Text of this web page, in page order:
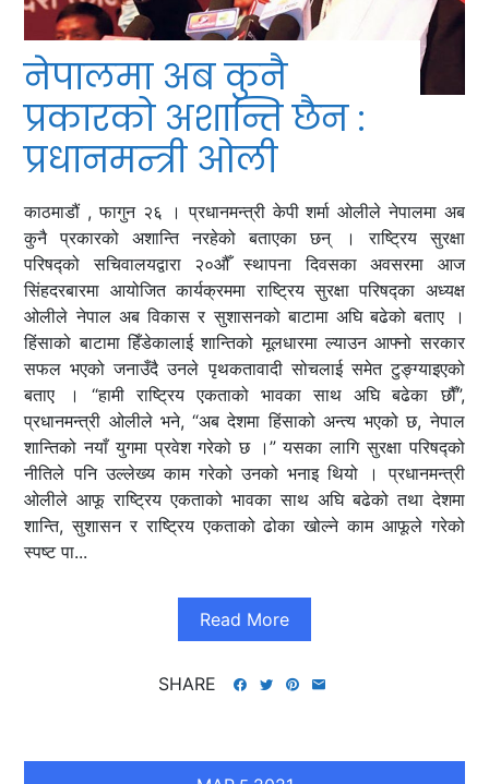
नेपालमा अब कुनै
प्रकारको अशान्ति छैन :
प्रधानमन्त्री ओली
काठमाडौं , फागुन २६ । प्रधानमन्त्री केपी शर्मा ओलीले नेपालमा अब
कुनै प्रकारको अशान्ति नरहेको बताएका छन् । राष्ट्रिय सुरक्षा
परिषद्को सचिवालयद्वारा २०औँ स्थापना दिवसका अवसरमा आज
सिंहदरबारमा आयोजित कार्यक्रममा राष्ट्रिय सुरक्षा परिषद्का अध्यक्ष
ओलीले नेपाल अब विकास र सुशासनको बाटामा अघि बढेको बताए ।
हिंसाको बाटामा हिँडेकालाई शान्तिको मूलधारमा ल्याउन आफ्नो सरकार
सफल भएको जनाउँदै उनले पृथकतावादी सोचलाई समेत टुङ्ग्याइएको
बताए । “हामी राष्ट्रिय एकताको भावका साथ अघि बढेका छौँ”,
प्रधानमन्त्री ओलीले भने, “अब देशमा हिंसाको अन्त्य भएको छ, नेपाल
शान्तिको नयाँ युगमा प्रवेश गरेको छ ।” यसका लागि सुरक्षा परिषद्को
नीतिले पनि उल्लेख्य काम गरेको उनको भनाइ थियो । प्रधानमन्त्री
ओलीले आफू राष्ट्रिय एकताको भावका साथ अघि बढेको तथा देशमा
शान्ति, सुशासन र राष्ट्रिय एकताको ढोका खोल्ने काम आफूले गरेको
स्पष्ट पा...
Read More
SHARE